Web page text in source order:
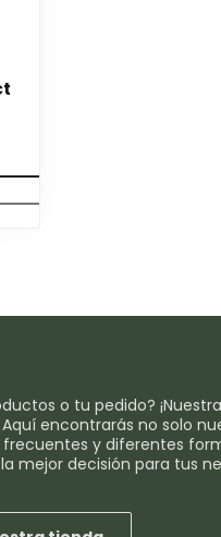
o tu pedido?
encontrarás no solo
y diferentes
mejor decisión para tus